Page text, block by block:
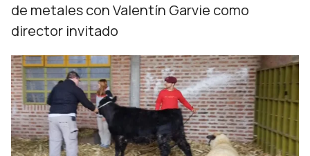
de metales con Valentín Garvie como
director invitado